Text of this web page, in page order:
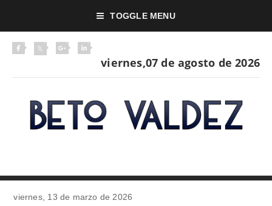
TOGGLE MENU
viernes,07 de agosto de 2026
viernes, 13 de marzo de 2026